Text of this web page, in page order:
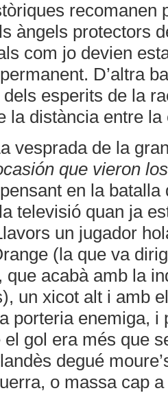
recomanen
àngels protectors
com jo devien
D’altra
esperits de la
la distància entre
vesprada de la
que vieron
en la batalla
televisió quan ja
un jugador
(la que va
que acabà amb la
un xicot alt i amb
porteria enemiga, i
gol era més que
degué
o massa cap